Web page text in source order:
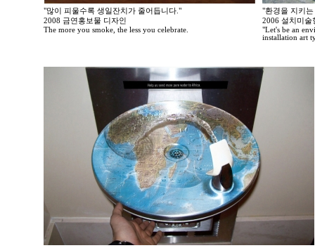
"많이 피울수록 생일잔치가 줄어듭니다."
2008 금연홍보물 디자인
The more you smoke, the less you celebrate.
"환경을 지키
2006 설치미술
"Let's be an
installation art